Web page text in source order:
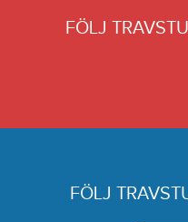
FÖLJ
FÖLJ